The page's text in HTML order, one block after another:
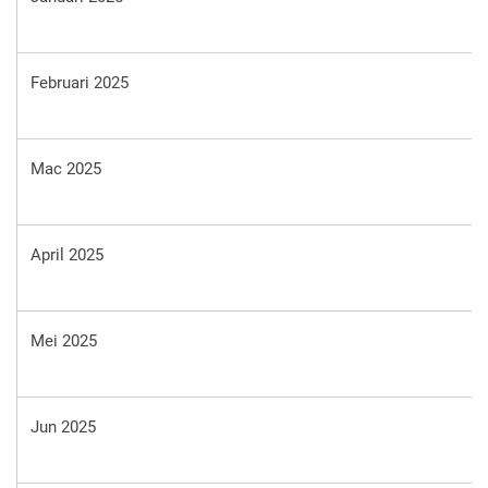
Februari 2025
Mac 2025
April 2025
Mei 2025
Jun 2025